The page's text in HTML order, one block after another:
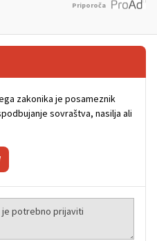
Priporoča
zakonika je posameznik
sovraštva, nasilja ali